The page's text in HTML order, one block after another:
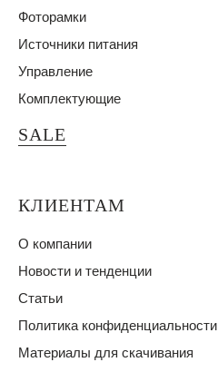
Фоторамки
Источники питания
Управление
Комплектующие
SALE
КЛИЕНТАМ
О компании
Новости и тенденции
Статьи
Политика конфиденциальности
Материалы для скачивания